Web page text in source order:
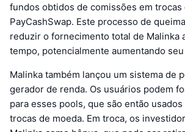
fundos obtidos de comissões em trocas
PayCashSwap. Este processo de
reduzir o fornecimento total de Malinka
tempo, potencialmente aumentando seu
Malinka também lançou um sistema de
gerador de renda. Os usuários podem
para esses pools, que são então
trocas de moeda. Em troca, os